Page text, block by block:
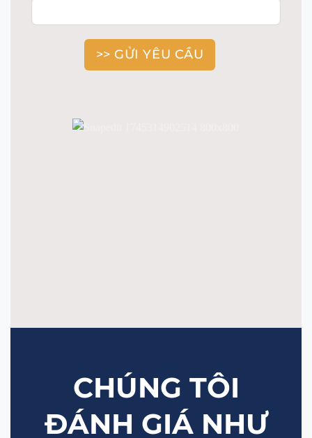
>> GỬI YÊU CẦU
CHÚNG TÔI
ĐÁNH GIÁ NHƯ